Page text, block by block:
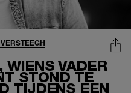
WIENS VADER
STOND TE
TIJDENS EEN